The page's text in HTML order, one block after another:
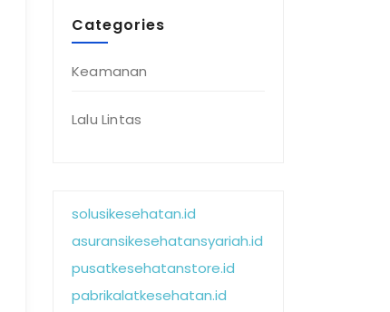
Categories
Keamanan
Lalu Lintas
solusikesehatan.id
asuransikesehatansyariah.id
pusatkesehatanstore.id
pabrikalatkesehatan.id